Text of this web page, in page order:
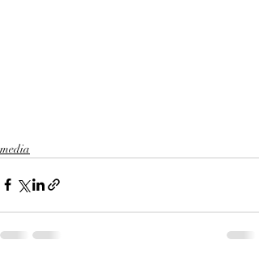
media